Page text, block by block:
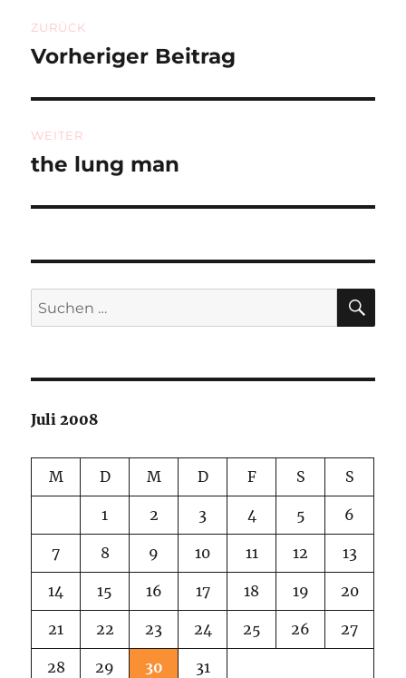
ZURÜCK
Vorheriger
Vorheriger Beitrag
WEITER
Nächster
the lung man
Suchen
nach:
Juli 2008
M D M D F S S
1 2 3 4 5 6
7 8 9 10 11 12 13
14 15 16 17 18 19 20
21 22 23 24 25 26 27
28 29 30 31